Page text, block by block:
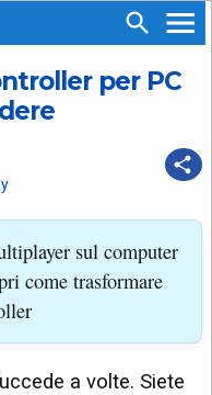
per PC
sul computer
come trasformare
a volte. Siete